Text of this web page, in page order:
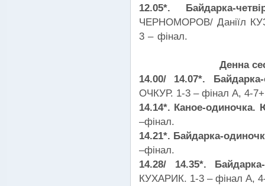
12.05*. Байдарка-
ЧЕРНОМОРОВ/ Даніїл
3 – фінал.
Денна
14.00/ 14.07*.
ОЧКУР. 1-3 – фінал А, 4-
14.14*. Каное-
–фінал.
14.21*. Байдарка-
–фінал.
14.28/ 14.35*.
КУХАРИК. 1-3 – фінал А,